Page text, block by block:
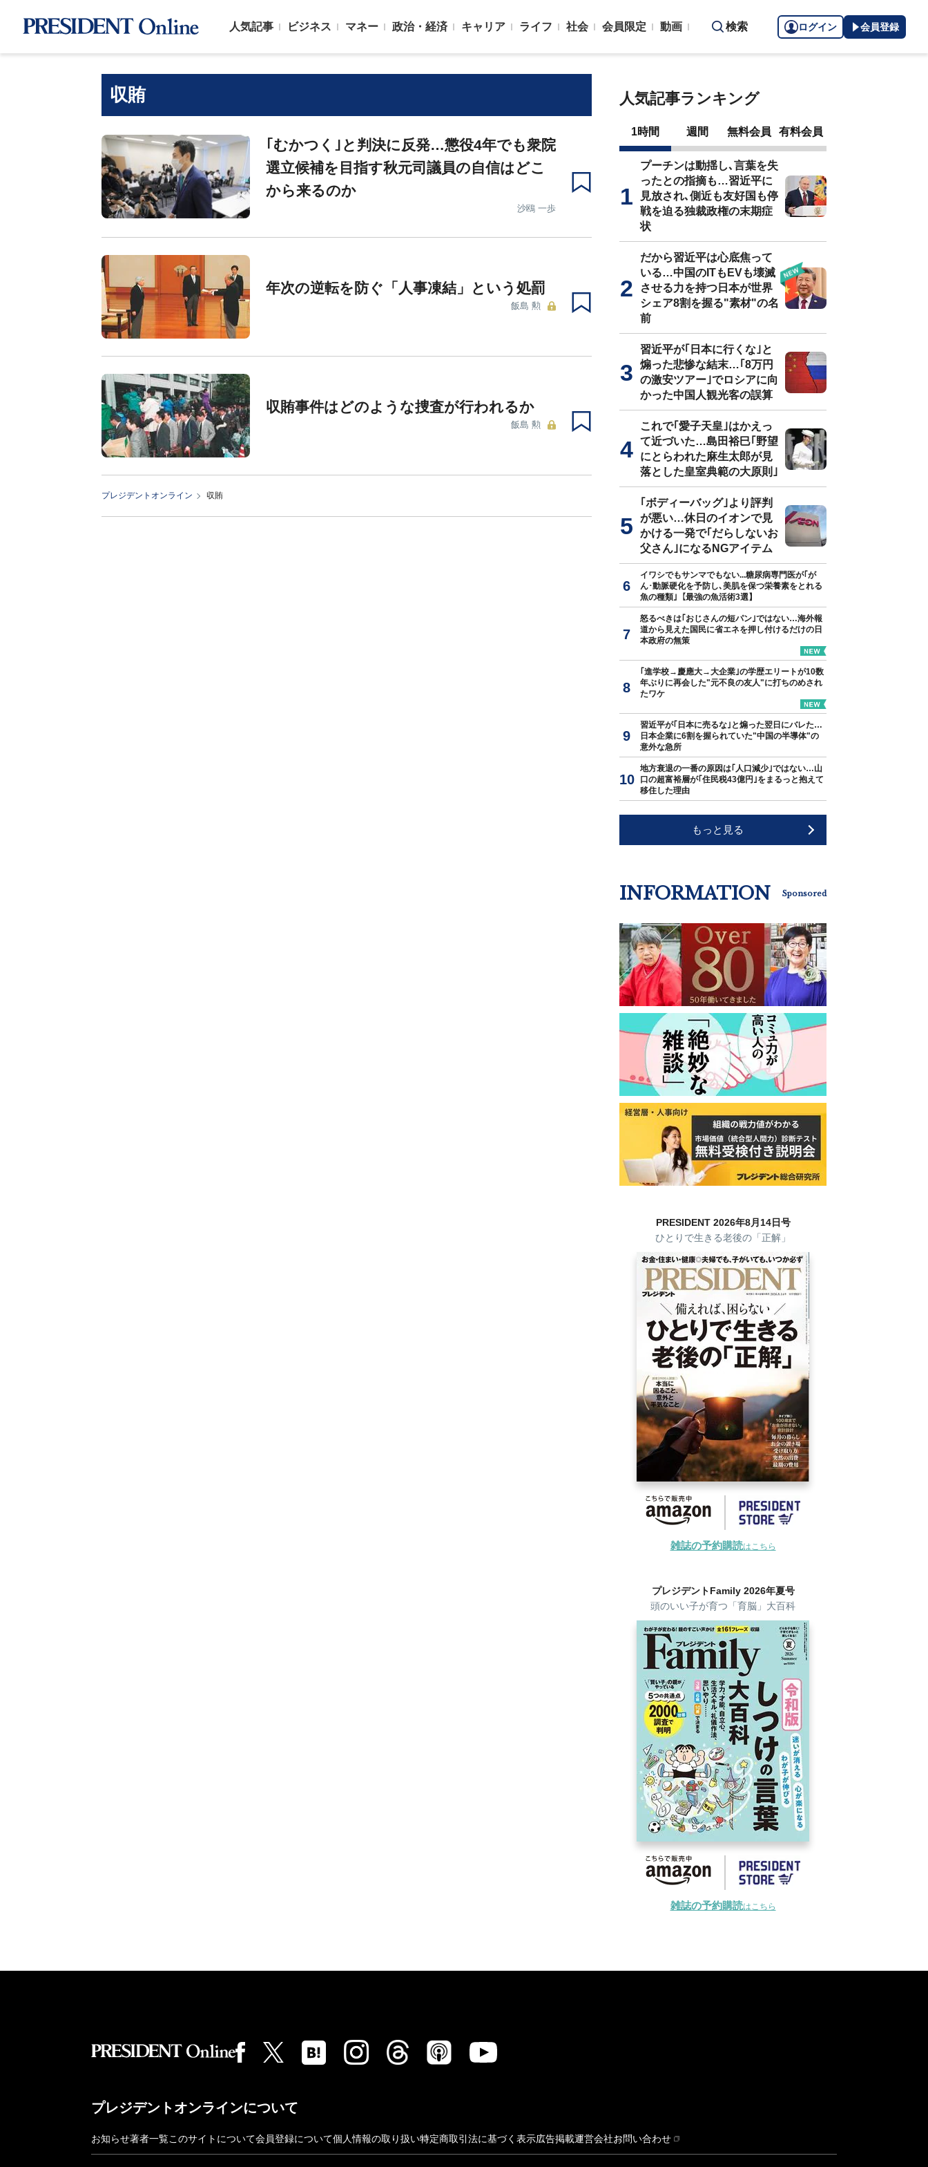
人気記事 ビジネス マネー 政治・経済 キャリア ライフ 社会 会員限定 動画 検索 ログイン 会員登録
収賄
｢むかつく｣と判決に反発…懲役4年でも衆院
選立候補を目指す秋元司議員の自信はどこ
から来るのか
沙鴎 一歩
年次の逆転を防ぐ「人事凍結」という処罰
飯島 勲
収賄事件はどのような捜査が行われるか
飯島 勲
プレジデントオンライン 収賄
人気記事ランキング
1時間 週間 無料会員 有料会員
プーチンは動揺し､言葉を失
ったとの指摘も…習近平に
見放され､側近も友好国も停
戦を迫る独裁政権の末期症
状
だから習近平は心底焦って
いる…中国のITもEVも壊滅
させる力を持つ日本が世界
シェア8割を握る"素材"の名
前
習近平が｢日本に行くな｣と
煽った悲惨な結末…｢8万円
の激安ツアー｣でロシアに向
かった中国人観光客の誤算
これで｢愛子天皇｣はかえっ
て近づいた…島田裕巳｢野望
にとらわれた麻生太郎が見
落とした皇室典範の大原則｣
｢ボディーバッグ｣より評判
が悪い…休日のイオンで見
かける一発で｢だらしないお
父さん｣になるNGアイテム
イワシでもサンマでもない...糖尿病専門医が｢が
ん･動脈硬化を予防し､美肌を保つ栄養素をとれる
魚の種類｣【最強の魚活術3選】
怒るべきは｢おじさんの短パン｣ではない…海外報
道から見えた国民に省エネを押し付けるだけの日
本政府の無策
｢進学校→慶應大→大企業｣の学歴エリートが10数
年ぶりに再会した"元不良の友人"に打ちのめされ
たワケ
習近平が｢日本に売るな｣と煽った翌日にバレた…
日本企業に6割を握られていた"中国の半導体"の
意外な急所
地方衰退の一番の原因は｢人口減少｣ではない…山
口の超富裕層が｢住民税43億円｣をまるっと抱えて
移住した理由
もっと見る
INFORMATION Sponsored
PRESIDENT 2026年8月14日号
ひとりで生きる老後の「正解」
雑誌の予約購読はこちら
プレジデントFamily 2026年夏号
頭のいい子が育つ「育脳」大百科
雑誌の予約購読はこちら
プレジデントオンラインについて
お知らせ著者一覧このサイトについて会員登録について個人情報の取り扱い特定商取引法に基づく表示広告掲載運営会社お問い合わせ